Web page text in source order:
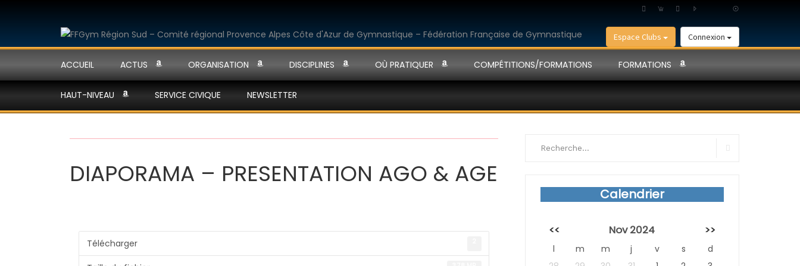
Connexion
Espace Clubs
ACCUEIL ACTUS ORGANISATION DISCIPLINES OÙ PRATIQUER COMPÉTITIONS/FORMATIONS FORMATIONS
HAUT-NIVEAU SERVICE CIVIQUE NEWSLETTER
DIAPORAMA – PRESENTATION AGO & AGE
Télécharger
Calendrier
<< Nov 2024 >>
l m m j v s
d